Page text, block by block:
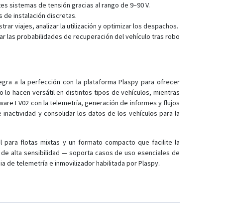
de tensión gracias al rango de 9–90 V.
de instalación discretas.
viajes, analizar la utilización y optimizar los despachos.
las probabilidades de recuperación del vehículo tras robo
a la perfección con la plataforma Plaspy para ofrecer
hacen versátil en distintos tipos de vehículos, mientras
EV02 con la telemetría, generación de informes y flujos
y consolidar los datos de los vehículos para la
para flotas mixtas y un formato compacto que facilite la
alta sensibilidad — soporta casos de uso esenciales de
de telemetría e inmovilizador habilitada por Plaspy.